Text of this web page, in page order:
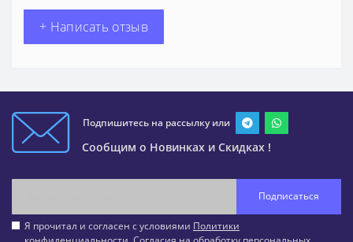
+ Написать отзыв
Подпишитесь на рассылку или
Сообщим о Новинках и Скидках !
Подписаться
Я прочитал и согласен с условиями Политики